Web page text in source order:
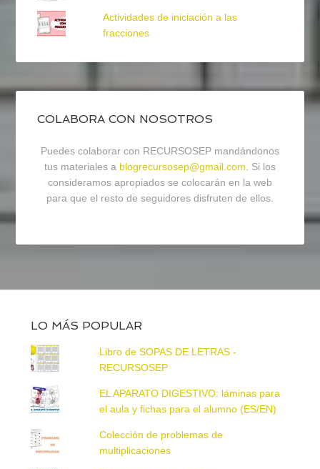
Actividades de iniciación a las
fracciones
COLABORA CON NOSOTROS
Puedes colaborar con RECURSOSEP mandándonos
tus materiales a blogrecursosep@gmail.com. Si los
consideramos apropiados se colocarán en la web
para que el resto de seguidores disfruten de ellos.
LO MÁS POPULAR
Libro de SOPAS DE LETRAS -
RECURSOSEP
EL APARATO DIGESTIVO: láminas para
el aula y fichas para el alumno (ES/EN)
Colección de problemas de
multiplicaciones